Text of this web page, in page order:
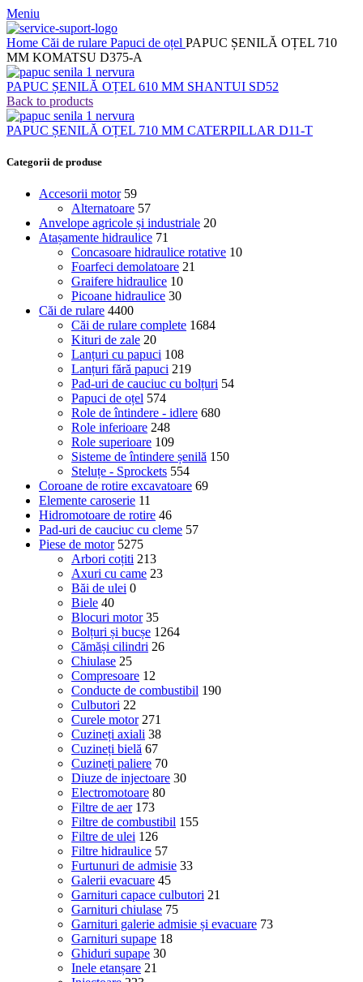
Meniu
Home Căi de rulare Papuci de oțel PAPUC ȘENILĂ OȚEL 710
MM KOMATSU D375-A
PAPUC ȘENILĂ OȚEL 610 MM SHANTUI SD52
Back to products
PAPUC ȘENILĂ OȚEL 710 MM CATERPILLAR D11-T
Categorii de produse
Accesorii motor 59
Alternatoare 57
Anvelope agricole și industriale 20
Atașamente hidraulice 71
Concasoare hidraulice rotative 10
Foarfeci demolatoare 21
Graifere hidraulice 10
Picoane hidraulice 30
Căi de rulare 4400
Căi de rulare complete 1684
Kituri de zale 20
Lanțuri cu papuci 108
Lanțuri fără papuci 219
Pad-uri de cauciuc cu bolțuri 54
Papuci de oțel 574
Role de întindere - idlere 680
Role inferioare 248
Role superioare 109
Sisteme de întindere șenilă 150
Steluțe - Sprockets 554
Coroane de rotire excavatoare 69
Elemente caroserie 11
Hidromotoare de rotire 46
Pad-uri de cauciuc cu cleme 57
Piese de motor 5275
Arbori coțiti 213
Axuri cu came 23
Băi de ulei 0
Biele 40
Blocuri motor 35
Bolțuri și bucșe 1264
Cămăși cilindri 26
Chiulase 25
Compresoare 12
Conducte de combustibil 190
Culbutori 22
Curele motor 271
Cuzineți axiali 38
Cuzineți bielă 67
Cuzineți paliere 70
Diuze de injectoare 30
Electromotoare 80
Filtre de aer 173
Filtre de combustibil 155
Filtre de ulei 126
Filtre hidraulice 57
Furtunuri de admisie 33
Galerii evacuare 45
Garnituri capace culbutori 21
Garnituri chiulase 75
Garnituri galerie admisie și evacuare 73
Garnituri supape 18
Ghiduri supape 30
Inele etanșare 21